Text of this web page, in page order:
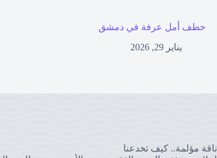
خطف أمل عرفة في دمشق
يناير 29, 2026
أناقة مؤلمة.. كيف تخدعنا